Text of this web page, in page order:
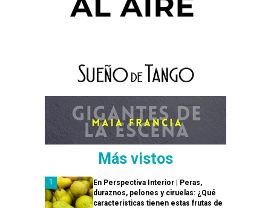
Más vistos
En Perspectiva Interior | Peras,
duraznos, pelones y ciruelas: ¿Qué
características tienen estas frutas de